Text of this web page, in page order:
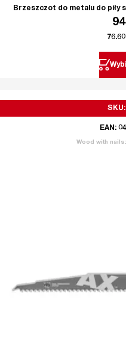
Brzeszczot do metalu do piły
76.60
SKU:
EAN:
Wood with